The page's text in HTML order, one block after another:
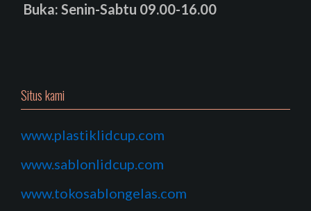
Buka: Senin-Sabtu 09.00-16.00
Situs kami
www.plastiklidcup.com
www.sablonlidcup.com
www.tokosablongelas.com